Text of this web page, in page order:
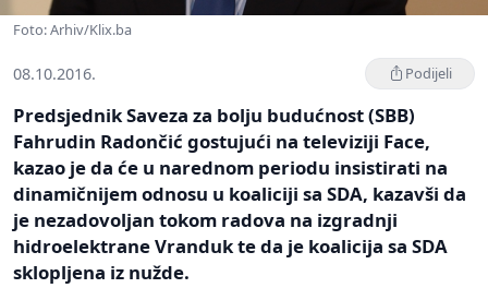
Foto: Arhiv/Klix.ba
08.10.2016. Podijeli
Predsjednik Saveza za bolju budućnost (SBB)
Fahrudin Radončić gostujući na televiziji Face,
kazao je da će u narednom periodu insistirati na
dinamičnijem odnosu u koaliciji sa SDA, kazavši da
je nezadovoljan tokom radova na izgradnji
hidroelektrane Vranduk te da je koalicija sa SDA
sklopljena iz nužde.